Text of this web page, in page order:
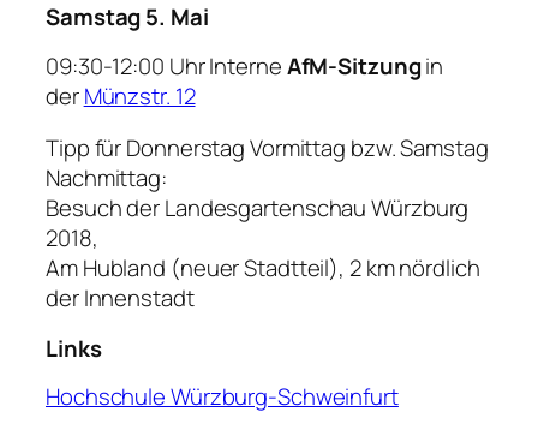
Samstag 5. Mai
09:30-12:00 UhrInterneAfM-Sitzungin
derMünzstr. 12
Tippfür Donnerstag Vormittag bzw. Samstag
Nachmittag:
Besuch derLandesgartenschauWürzburg
2018,
Am Hubland (neuer Stadtteil), 2 km nördlich
der Innenstadt
Links
Hochschule Würzburg-Schweinfurt